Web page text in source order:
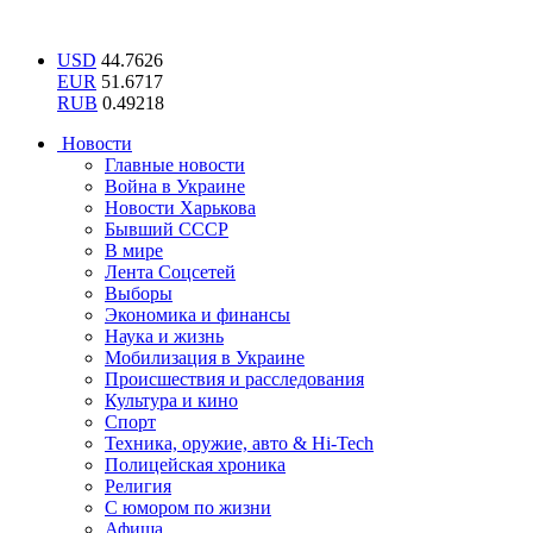
USD 44.7626
EUR 51.6717
RUB 0.49218
Новости
Главные новости
Война в Украине
Новости Харькова
Бывший СССР
В мире
Лента Соцсетей
Выборы
Экономика и финансы
Наука и жизнь
Мобилизация в Украине
Происшествия и расследования
Культура и кино
Спорт
Техника, оружие, авто & Hi-Tech
Полицейская хроника
Религия
С юмором по жизни
Афиша